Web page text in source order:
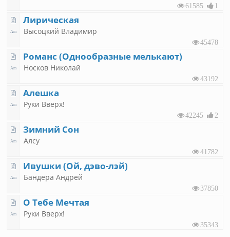
61585 1
Лирическая
Высоцкий Владимир
45478
Романс (Однообразные мелькают)
Носков Николай
43192
Алешка
Руки Вверх!
42245 2
Зимний Сон
Алсу
41782
Ивушки (Ой, дэво-лэй)
Бандера Андрей
37850
О Тебе Мечтая
Руки Вверх!
35343